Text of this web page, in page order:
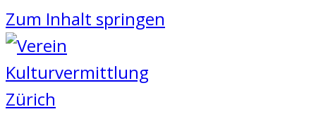
Zum Inhalt springen